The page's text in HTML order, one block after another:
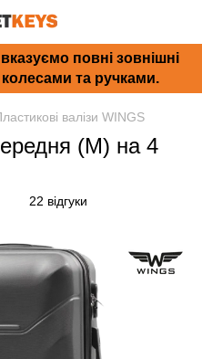
повні зовнішні
та ручками.
валізи WINGS
(M) на 4
22 відгуки